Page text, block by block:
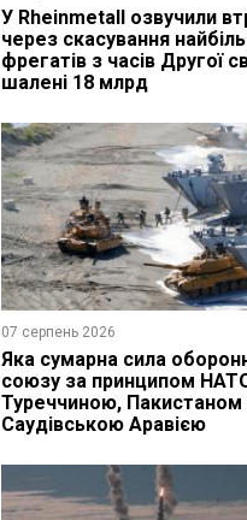
У Rheinmetall озвучили
через скасування
фрегатів з часів Другої
шалені 18 млрд
07 серпень 2026
Яка сумарна сила
союзу за принципом
Туреччиною, Пакистаном
Саудівською Аравією